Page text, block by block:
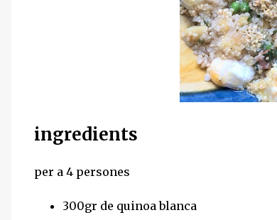
ingredients
per a 4 persones
300gr de quinoa blanca